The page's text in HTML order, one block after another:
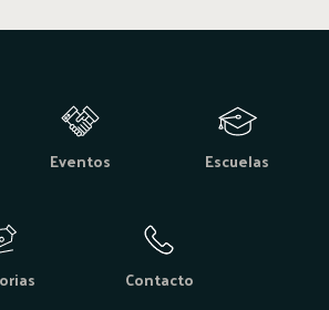
Eventos Escuelas
Contacto